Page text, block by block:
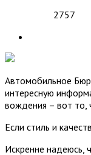
2757
Автомобильное
интересную
вождения – вот то,
Если стиль и
Искренне надеюсь,